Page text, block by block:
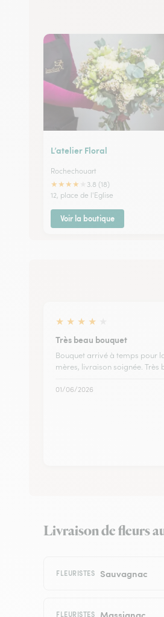
L’atelier Floral
Rochechouart
★★★★
3.8 (18)
12, place de l'Eglise
Voir la boutique
★ ★ ★ ★
Très beau bouquet
Bouquet arrivé à temps pour
mères, livraison soignée. Très
01/06/2026
Livraison de fleurs
FLEURISTES Sauvagnac
FLEURISTES Massignac